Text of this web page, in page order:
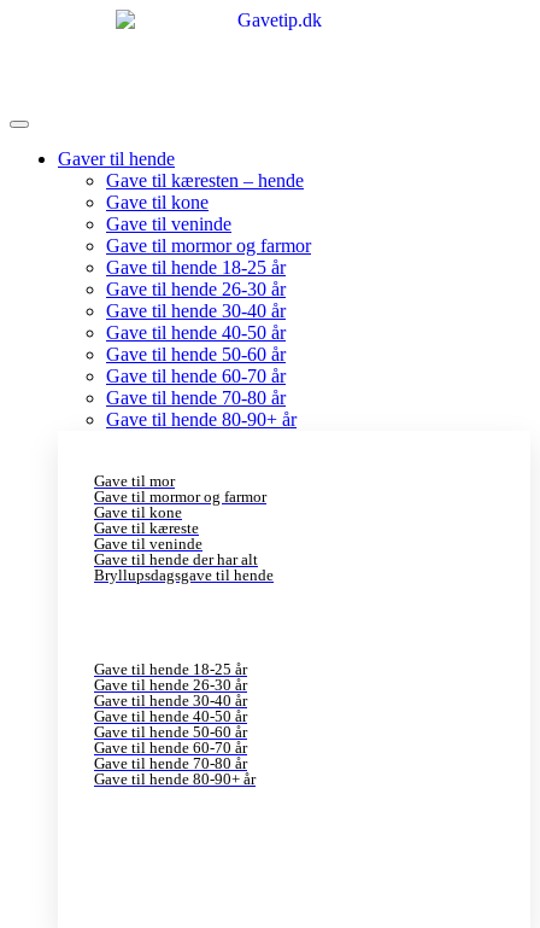
Gaver til hende
Gave til kæresten – hende
Gave til kone
Gave til veninde
Gave til mormor og farmor
Gave til hende 18-25 år
Gave til hende 26-30 år
Gave til hende 30-40 år
Gave til hende 40-50 år
Gave til hende 50-60 år
Gave til hende 60-70 år
Gave til hende 70-80 år
Gave til hende 80-90+ år
Gave til mor
Gave til mormor og farmor
Gave til kone
Gave til kæreste
Gave til veninde
Gave til hende der har alt
Bryllupsdagsgave til hende
Gave til hende 18-25 år
Gave til hende 26-30 år
Gave til hende 30-40 år
Gave til hende 40-50 år
Gave til hende 50-60 år
Gave til hende 60-70 år
Gave til hende 70-80 år
Gave til hende 80-90+ år